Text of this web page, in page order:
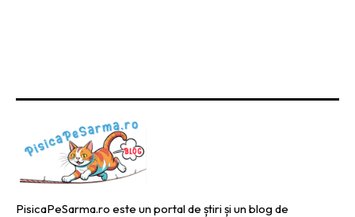
PisicaPeSarma.ro este un portal de știri și un blog de